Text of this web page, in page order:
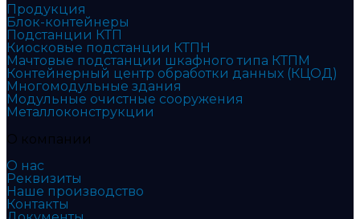
Продукция
Блок-контейнеры
Подстанции КТП
Киосковые подстанции КТПН
Мачтовые подстанции шкафного типа КТПМ
Контейнерный центр обработки данных (КЦОД)
Многомодульные здания
Модульные очистные сооружения
Металлоконструкции
О компании
О нас
Реквизиты
Наше производство
Контакты